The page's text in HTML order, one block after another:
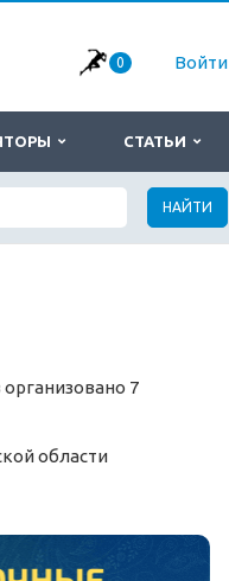
0 Войти
СТАТЬИ
НАЙТИ
7
области